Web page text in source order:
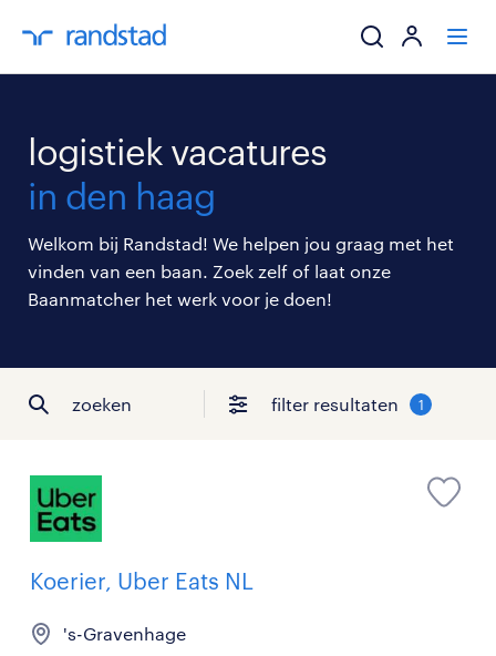
mijn carrière
over randstad
logistiek vacatures
in den haag
Welkom bij Randstad! We helpen jou graag met het
vinden van een baan. Zoek zelf of laat onze
Baanmatcher het werk voor je doen!
zoeken filter resultaten 1
Koerier, Uber Eats NL
's-Gravenhage